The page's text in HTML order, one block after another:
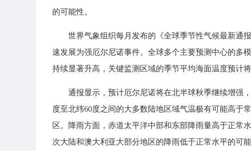
的可能性。
世界气象组织每月发布的《全球季节性气候最新通
速发展为强厄尔尼诺事件。全球多个主要预测中心的多
持续显著升高，关键监测区域的季节平均海面温度预计
通报显示，预计厄尔尼诺将在北半球秋季继续增强
度至北纬60度之间的大多数陆地区域气温极有可能高于
区。降雨方面，赤道太平洋中部和东部降雨量高于正常
次大陆和澳大利亚大部分地区的降雨低于正常水平的可能